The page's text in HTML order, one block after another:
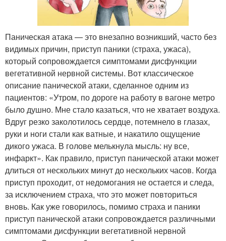
Паническая атака — это внезапно возникший, часто без
видимых причин, приступ паники (страха, ужаса),
который сопровождается симптомами дисфункции
вегетативной нервной системы. Вот классическое
описание панической атаки, сделанное одним из
пациентов: «Утром, по дороге на работу в вагоне метро
было душно. Мне стало казаться, что не хватает воздуха.
Вдруг резко заколотилось сердце, потемнело в глазах,
руки и ноги стали как ватные, и накатило ощущение
дикого ужаса. В голове мелькнула мысль: ну все,
инфаркт». Как правило, приступ панической атаки может
длиться от нескольких минут до нескольких часов. Когда
приступ проходит, от недомогания не остается и следа,
за исключением страха, что это может повториться
вновь. Как уже говорилось, помимо страха и паники
приступ панической атаки сопровождается различными
симптомами дисфункции вегетативной нервной